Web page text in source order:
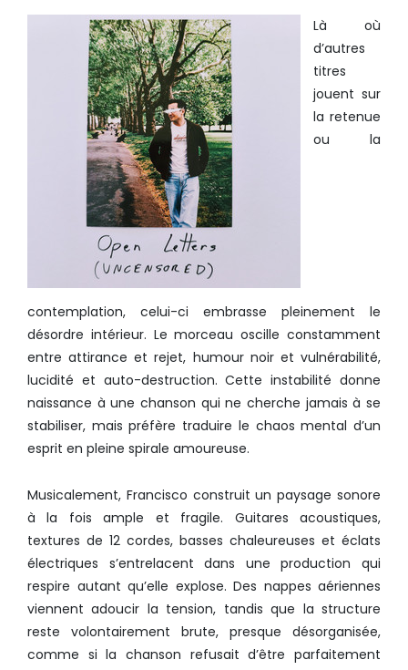
Là où
d’autres
titres
jouent sur
la retenue
ou la
contemplation, celui-ci embrasse pleinement le
désordre intérieur. Le morceau oscille constamment
entre attirance et rejet, humour noir et vulnérabilité,
lucidité et auto-destruction. Cette instabilité donne
naissance à une chanson qui ne cherche jamais à se
stabiliser, mais préfère traduire le chaos mental d’un
esprit en pleine spirale amoureuse.
Musicalement, Francisco construit un paysage sonore
à la fois ample et fragile. Guitares acoustiques,
textures de 12 cordes, basses chaleureuses et éclats
électriques s’entrelacent dans une production qui
respire autant qu’elle explose. Des nappes aériennes
viennent adoucir la tension, tandis que la structure
reste volontairement brute, presque désorganisée,
comme si la chanson refusait d’être parfaitement